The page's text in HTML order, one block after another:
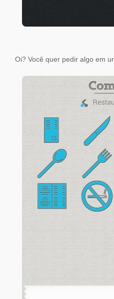
Oi? Você quer pedir algo em